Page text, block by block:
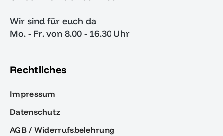
Wir sind für euch da
Mo. - Fr. von 8.00 - 16.30 Uhr
Rechtliches
Impressum
Datenschutz
AGB / Widerrufsbelehrung